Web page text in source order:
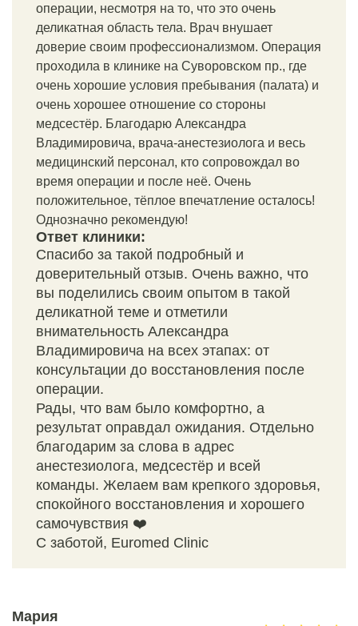
операции, несмотря на то, что это очень
деликатная область тела. Врач внушает
доверие своим профессионализмом. Операция
проходила в клинике на Суворовском пр., где
очень хорошие условия пребывания (палата) и
очень хорошее отношение со стороны
медсестёр. Благодарю Александра
Владимировича, врача-анестезиолога и весь
медицинский персонал, кто сопровождал во
время операции и после неё. Очень
положительное, тёплое впечатление осталось!
Однозначно рекомендую!
Ответ клиники:
Спасибо за такой подробный и
доверительный отзыв. Очень важно, что
вы поделились своим опытом в такой
деликатной теме и отметили
внимательность Александра
Владимировича на всех этапах: от
консультации до восстановления после
операции.
Рады, что вам было комфортно, а
результат оправдал ожидания. Отдельно
благодарим за слова в адрес
анестезиолога, медсестёр и всей
команды. Желаем вам крепкого здоровья,
спокойного восстановления и хорошего
самочувствия ❤️
С заботой, Euromed Clinic
Мария